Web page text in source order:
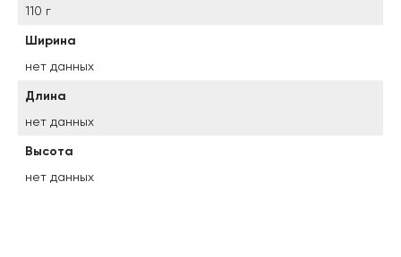
110 г
Ширина
нет данных
Длина
нет данных
Высота
нет данных